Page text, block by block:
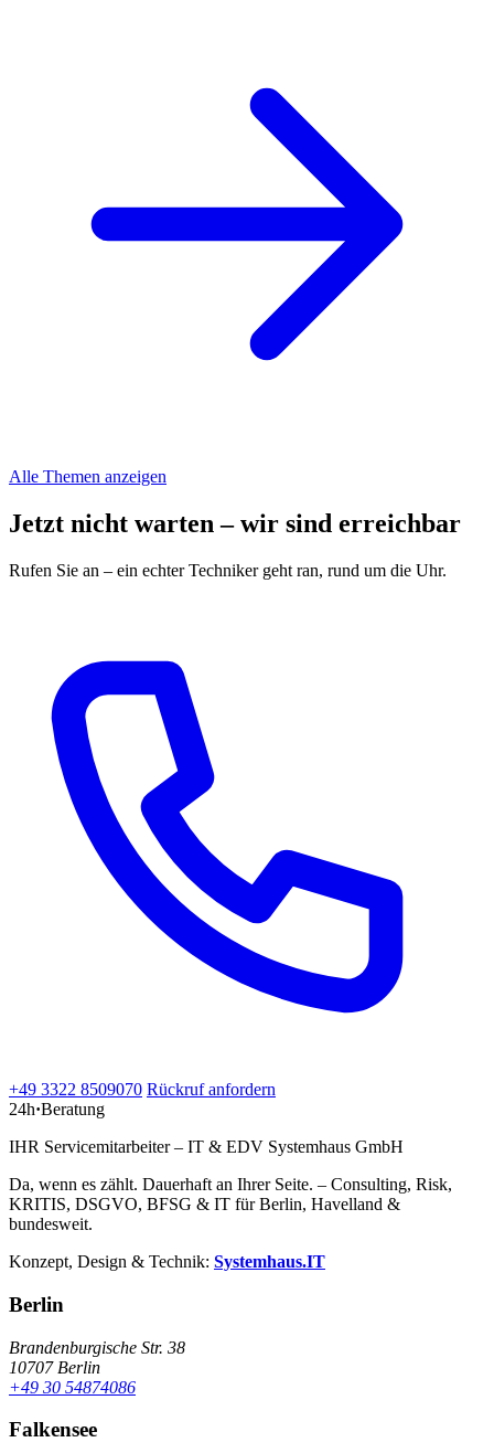
Alle Themen anzeigen
Jetzt nicht warten – wir sind erreichbar
Rufen Sie an – ein echter Techniker geht ran, rund um die Uhr.
+49 3322 8509070 Rückruf anfordern
24h·Beratung
IHR Servicemitarbeiter – IT & EDV Systemhaus GmbH
Da, wenn es zählt. Dauerhaft an Ihrer Seite. – Consulting, Risk,
KRITIS, DSGVO, BFSG & IT für Berlin, Havelland &
bundesweit.
Konzept, Design & Technik: Systemhaus.IT
Berlin
Brandenburgische Str. 38
10707 Berlin
+49 30 54874086
Falkensee